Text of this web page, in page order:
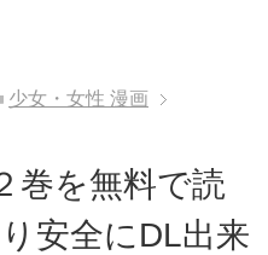
少女・女性 漫画
巻を無料で読
安全にDL出来